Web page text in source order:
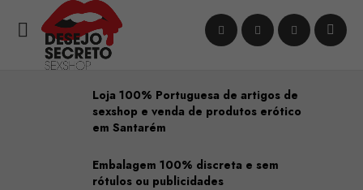

Loja 100% Portuguesa de artigos de
sexshop e venda de produtos erótico
em Santarém
Embalagem 100% discreta e sem
rótulos ou publicidades